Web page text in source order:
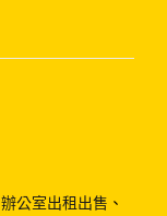
辦公室出租出售 、